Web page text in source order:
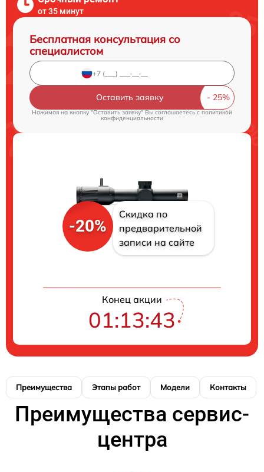
от 35 минут
Бесплатная консультация со
специалистом
Оставить заявку
Нажимая на кнопку "Оставить заявку" Вы соглашаетесь cполитикой
конфиденциальности
-20%
Скидка по
предварительной
записи на сайте
Конец акции
01:13:42
Преимущества Этапы работ Модели Контакты
Преимущества сервис-
центра